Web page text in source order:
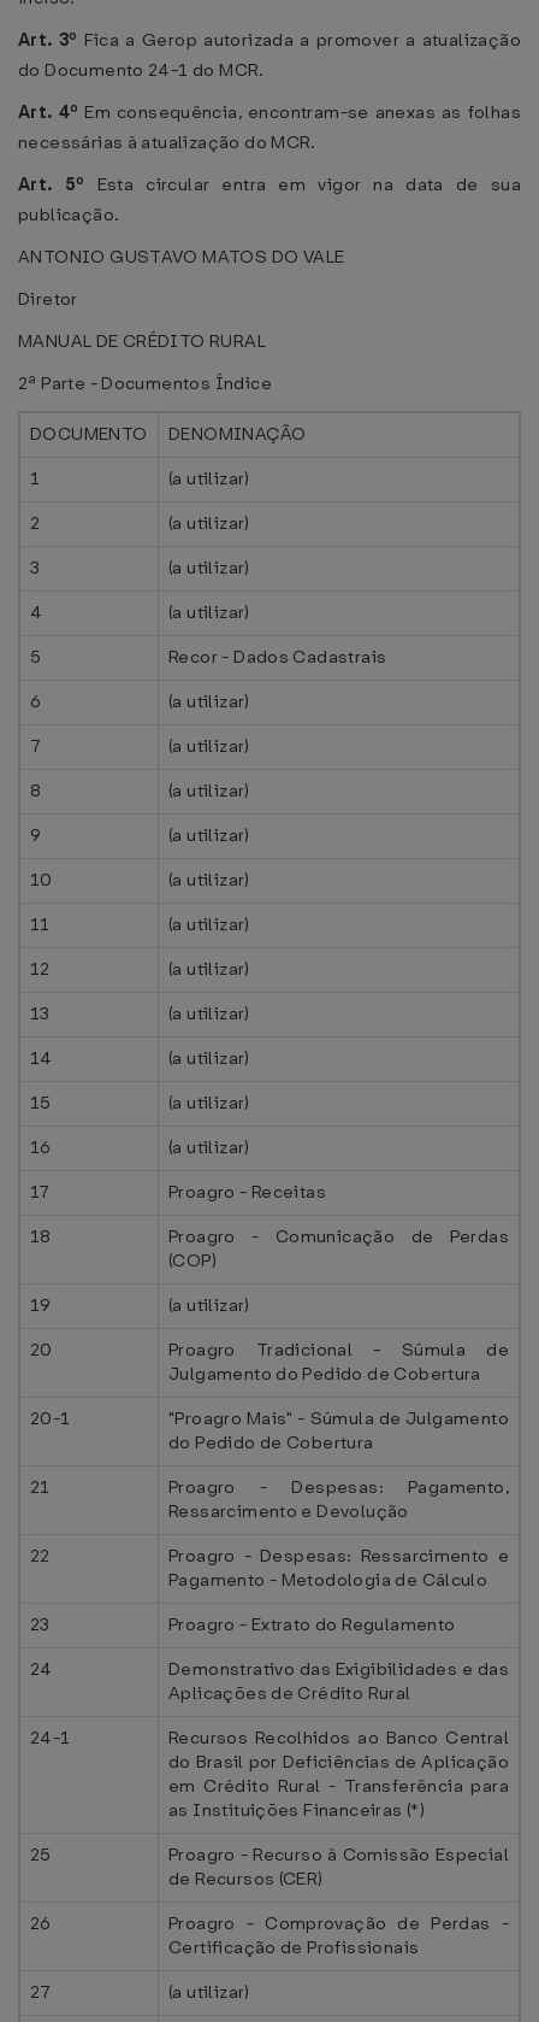
Art. 3º Fica a Gerop autorizada a promover a atualização
do Documento 24-1 do MCR.
Art. 4º Em consequência, encontram-se anexas as folhas
necessárias à atualização do MCR.
Art. 5º Esta circular entra em vigor na data de sua
publicação.
ANTONIO GUSTAVO MATOS DO VALE
Diretor
MANUAL DE CRÉDITO RURAL
2ª Parte - Documentos Índice
DOCUMENTO
DENOMINAÇÃO
1
(a utilizar)
2
(a utilizar)
3
(a utilizar)
4
(a utilizar)
5
Recor - Dados Cadastrais
6
(a utilizar)
7
(a utilizar)
8
(a utilizar)
9
(a utilizar)
10
(a utilizar)
11
(a utilizar)
12
(a utilizar)
13
(a utilizar)
14
(a utilizar)
15
(a utilizar)
16
(a utilizar)
17
Proagro - Receitas
18
Proagro - Comunicação de Perdas
(COP)
19
(a utilizar)
20
Proagro Tradicional - Súmula de
Julgamento do Pedido de Cobertura
20-1
"Proagro Mais" - Súmula de Julgamento
do Pedido de Cobertura
21
Proagro - Despesas: Pagamento,
Ressarcimento e Devolução
22
Proagro - Despesas: Ressarcimento e
Pagamento - Metodologia de Cálculo
23
Proagro - Extrato do Regulamento
24
Demonstrativo das Exigibilidades e das
Aplicações de Crédito Rural
24-1
Recursos Recolhidos ao Banco Central
do Brasil por Deficiências de Aplicação
em Crédito Rural - Transferência para
as Instituições Financeiras (*)
25
Proagro - Recurso à Comissão Especial
de Recursos (CER)
26
Proagro - Comprovação de Perdas -
Certificação de Profissionais
27
(a utilizar)